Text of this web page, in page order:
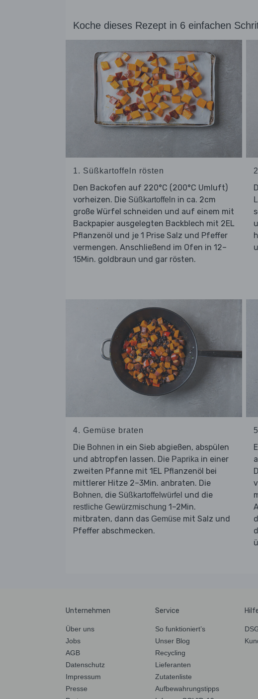
Koche dieses Rezept in 6 einfachen
1. Süßkartoffeln rösten
Den Backofen auf 220°C (200°C Umluft)
vorheizen. Die Süßkartoffeln in ca. 2cm
große Würfel schneiden und auf einem mit
Backpapier ausgelegten Backblech mit 2EL
Pflanzenöl und je 1 Prise Salz und Pfeffer
vermengen. Anschließend im Ofen in 12–
15Min. goldbraun und gar rösten.
4. Gemüse braten
Die Bohnen in ein Sieb abgießen, abspülen
und abtropfen lassen. Die Paprika in einer
zweiten Pfanne mit 1EL Pflanzenöl bei
mittlerer Hitze 2–3Min. anbraten. Die
Bohnen, die Süßkartoffelwürfel und die
restliche Gewürzmischung 1–2Min.
mitbraten, dann das Gemüse mit Salz und
Pfeffer abschmecken.
Unternehmen
Über uns
Jobs
AGB
Datenschutz
Impressum
Presse
Service
So funktioniert’s
Unser Blog
Recycling
Lieferanten
Zutatenliste
Aufbewahrungstipps